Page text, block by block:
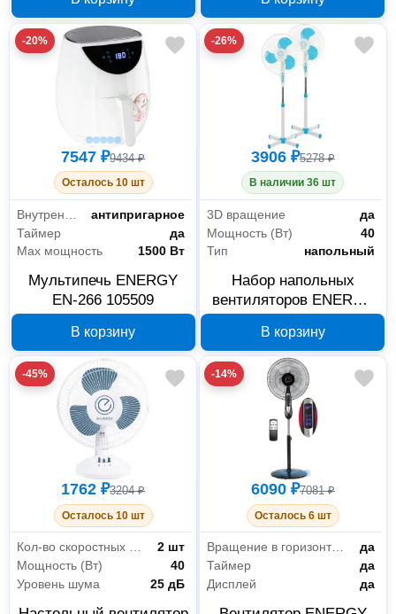
-20%
7547 ₽9434 ₽
Осталось 10 шт
антипригарное
Таймер
да
Max мощность
1500 Вт
Мультипечь ENERGY
EN-266 105509
В корзину
-26%
3906 ₽5278 ₽
В наличии 36 шт
3D вращение
да
Мощность (Вт)
40
Тип
напольный
Набор напольных
вентиляторов ENERGY
В корзину
-45%
1762 ₽3204 ₽
Осталось 10 шт
Кол-во скоростных режимов
2 шт
Мощность (Вт)
40
Уровень шума
25 дБ
-14%
6090 ₽7081 ₽
Осталось 6 шт
Вращение в горизонтальной плоскости
да
Таймер
да
Дисплей
да